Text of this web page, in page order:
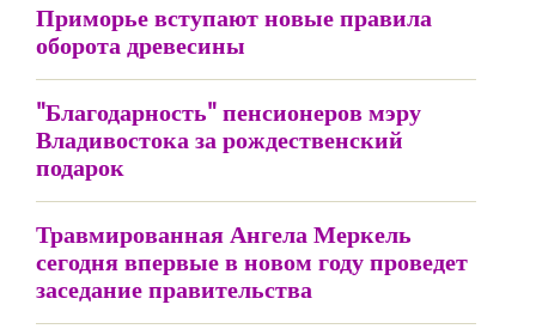
Приморье вступают новые правила
оборота древесины
"Благодарность" пенсионеров мэру
Владивостока за рождественский
подарок
Травмированная Ангела Меркель
сегодня впервые в новом году проведет
заседание правительства